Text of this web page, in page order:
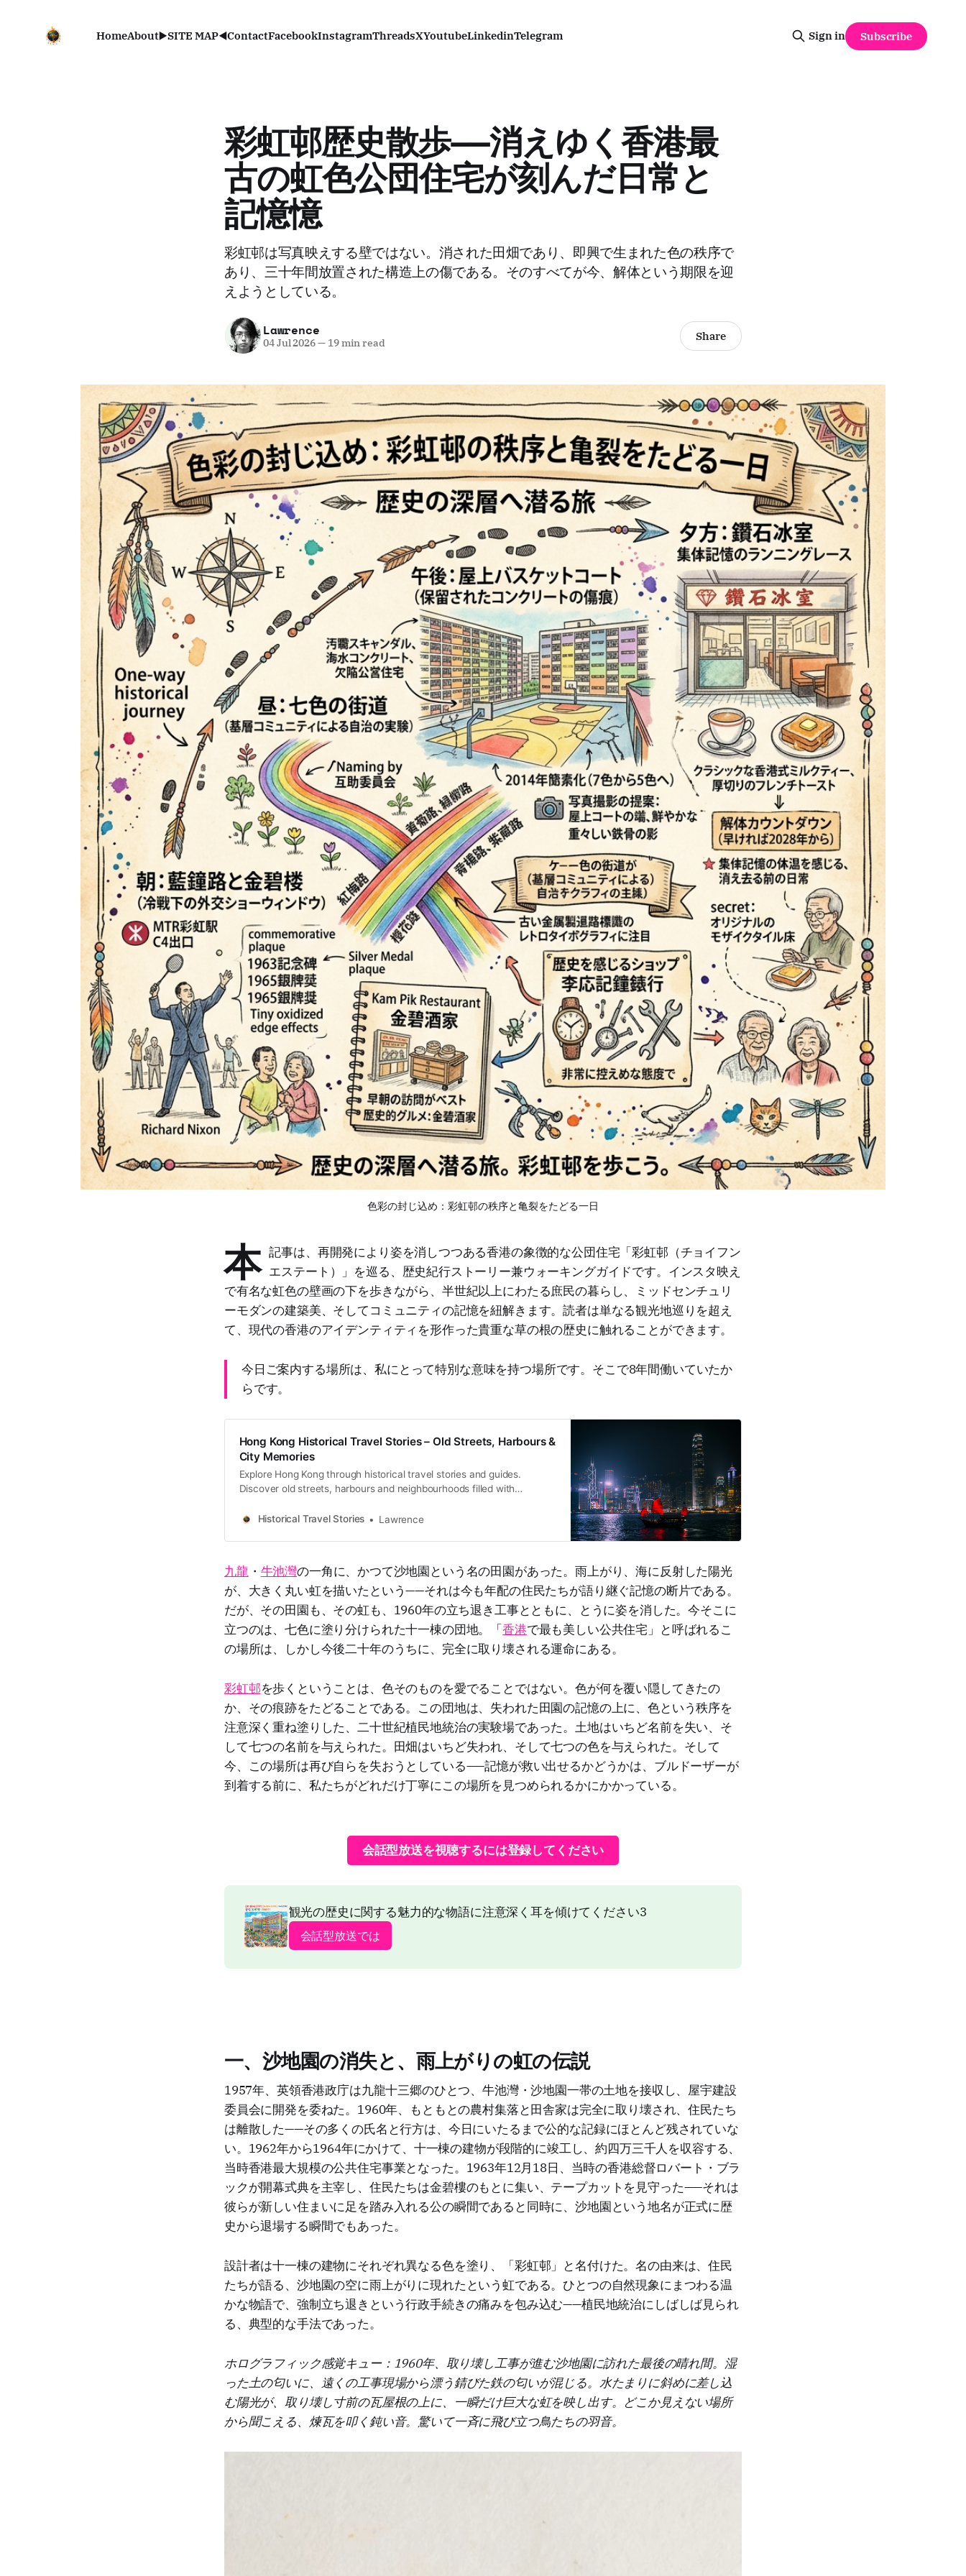
HomeAbout▶️SITE MAP◀️ContactFacebookInstagramThreadsXYoutubeLinkedinTelegram Sign in Subscribe
彩虹邨歴史散歩——消えゆく香港最
古の虹色公団住宅が刻んだ日常と
記憶憶
彩虹邨は写真映えする壁ではない。消された田畑であり、即興で生まれた色の秩序で
あり、三十年間放置された構造上の傷である。そのすべてが今、解体という期限を迎
えようとしている。
Lawrence
04 Jul 2026—19 min read Share
色彩の封じ込め：彩虹邨の秩序と亀裂をたどる一日
本 記事は、再開発により姿を消しつつある香港の象徴的な公団住宅「彩虹邨（チョイフン
エステート）」を巡る、歴史紀行ストーリー兼ウォーキングガイドです。インスタ映え
で有名な虹色の壁画の下を歩きながら、半世紀以上にわたる庶民の暮らし、ミッドセンチュリ
ーモダンの建築美、そしてコミュニティの記憶を紐解きます。読者は単なる観光地巡りを超え
て、現代の香港のアイデンティティを形作った貴重な草の根の歴史に触れることができます。
今日ご案内する場所は、私にとって特別な意味を持つ場所です。そこで8年間働いていたか
らです。
Hong Kong Historical Travel Stories – Old Streets, Harbours &
City Memories
Explore Hong Kong through historical travel stories and guides.
Discover old streets, harbours and neighbourhoods filled with
Historical Travel Stories
Lawrence
九龍・ 牛池灣の一角に、かつて沙地園という名の田園があった。雨上がり、海に反射した陽光
が、大きく丸い虹を描いたという——それは今も年配の住民たちが語り継ぐ記憶の断片である。
だが、その田園も、その虹も、1960年の立ち退き工事とともに、とうに姿を消した。今そこに
立つのは、七色に塗り分けられた十一棟の団地。「香港で最も美しい公共住宅」と呼ばれるこ
の場所は、しかし今後二十年のうちに、完全に取り壊される運命にある。
彩虹邨を歩くということは、色そのものを愛でることではない。色が何を覆い隠してきたの
か、その痕跡をたどることである。この団地は、失われた田園の記憶の上に、色という秩序を
注意深く重ね塗りした、二十世紀植民地統治の実験場であった。土地はいちど名前を失い、そ
して七つの名前を与えられた。田畑はいちど失われ、そして七つの色を与えられた。そして
今、この場所は再び自らを失おうとしている——記憶が救い出せるかどうかは、ブルドーザーが
到着する前に、私たちがどれだけ丁寧にこの場所を見つめられるかにかかっている。
会話型放送を視聴するには登録してください
観光の歴史に関する魅力的な物語に注意深く耳を傾けてください3
会話型放送では
一、沙地園の消失と、雨上がりの虹の伝説
1957年、英領香港政庁は九龍十三郷のひとつ、牛池灣・沙地園一帯の土地を接収し、屋宇建設
委員会に開発を委ねた。1960年、もともとの農村集落と田舎家は完全に取り壊され、住民たち
は離散した——その多くの氏名と行方は、今日にいたるまで公的な記録にほとんど残されていな
い。1962年から1964年にかけて、十一棟の建物が段階的に竣工し、約四万三千人を収容する、
当時香港最大規模の公共住宅事業となった。1963年12月18日、当時の香港総督ロバート・ブラ
ックが開幕式典を主宰し、住民たちは金碧樓のもとに集い、テープカットを見守った——それは
彼らが新しい住まいに足を踏み入れる公の瞬間であると同時に、沙地園という地名が正式に歴
史から退場する瞬間でもあった。
設計者は十一棟の建物にそれぞれ異なる色を塗り、「彩虹邨」と名付けた。名の由来は、住民
たちが語る、沙地園の空に雨上がりに現れたという虹である。ひとつの自然現象にまつわる温
かな物語で、強制立ち退きという行政手続きの痛みを包み込む——植民地統治にしばしば見られ
る、典型的な手法であった。
ホログラフィック感覚キュー：1960年、取り壊し工事が進む沙地園に訪れた最後の晴れ間。湿
った土の匂いに、遠くの工事現場から漂う錆びた鉄の匂いが混じる。水たまりに斜めに差し込
む陽光が、取り壊し寸前の瓦屋根の上に、一瞬だけ巨大な虹を映し出す。どこか見えない場所
から聞こえる、煉瓦を叩く鈍い音。驚いて一斉に飛び立つ鳥たちの羽音。